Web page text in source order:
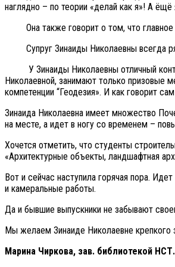
наглядно – по теории «делай как я»! А
Она также говорит о том, что главное в
Супруг Зинаиды Николаевны всегда
У Зинаиды Николаевны отличный
Николаевной, занимают только призовые
компетенции “Геодезия». И как говорит
Зинаида Николаевна имеет множество
на месте, а идет в ногу со временем –
Хочется отметить, что студенты
«Архитектурные объекты, ландшафтная
Вот и сейчас наступила горячая пора.
и камеральные работы.
Да и бывшие выпускники не забывают
Мы желаем Зинаиде Николаевне крепкого
Марина Чиркова, зав. библиотекой НСТ.